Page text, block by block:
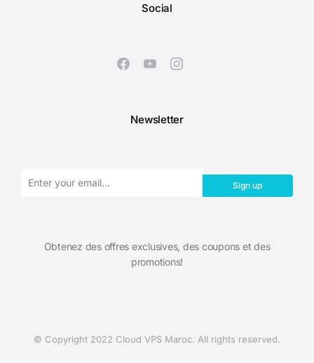
Social
Newsletter
Sign up
Obtenez des offres exclusives, des coupons et des
promotions!​
© Copyright 2022 Cloud VPS Maroc. All rights reserved.